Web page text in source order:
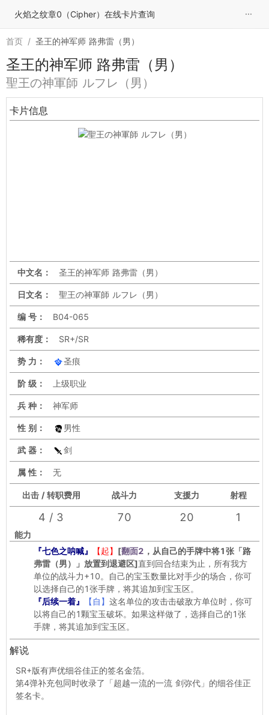
火焰之纹章0（Cipher）在线卡片查询 ···
首页 / 圣王的神军师 路弗雷（男）
圣王的神军师 路弗雷（男）
聖王の神軍師 ルフレ（男）
卡片信息
中文名： 圣王的神军师 路弗雷（男）
日文名： 聖王の神軍師 ルフレ（男）
编 号： B04-065
稀有度： SR+/SR
势 力： 圣痕
阶 级： 上级职业
兵 种： 神军师
性 别： 男性
武 器： 剑
属 性： 无
出击 / 转职费用 战斗力 支援力 射程
4 / 3 70 20 1
能力
『七色之呐喊』
【起】 [翻面2 ，从自己的手牌中将1张「路
弗雷（男）」放置到退避区]直到回合结束为止，所有我方
单位的战斗力+10。自己的宝玉数量比对手少的场合，你可
以选择自己的1张手牌，将其追加到宝玉区。
『后续一着』
【自】 这名单位的攻击击破敌方单位时，你可
以将自己的1颗宝玉破坏。如果这样做了，选择自己的1张
手牌，将其追加到宝玉区。
解说
SR+版有声优细谷佳正的签名金箔。
第4弹补充包同时收录了「超越一流的一流 剑弥代」的细谷佳正
签名卡。